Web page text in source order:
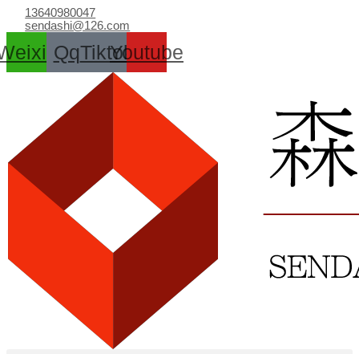
容
13640980047
sendashi@126.com
QqTiktokYoutube